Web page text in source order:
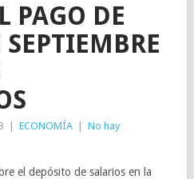
PAGO DE
ECONOMÍA
No hay
el depósito de salarios en la